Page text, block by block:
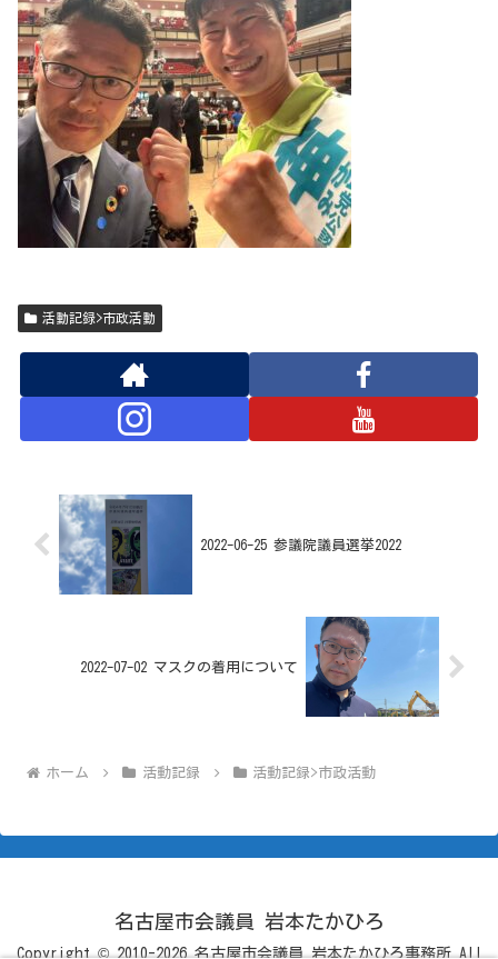
活動記録>市政活動
2022-06-25 参議院議員選挙2022
2022-07-02 マスクの着用について
ホーム 活動記録 活動記録>市政活動
名古屋市会議員 岩本たかひろ
Copyright © 2010-2026 名古屋市会議員 岩本たかひろ事務所 All